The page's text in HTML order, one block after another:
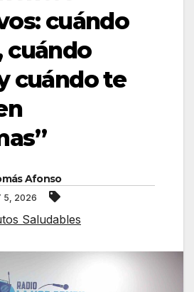
cuándo
cuándo
cuándo te
Afonso
5, 2026
Saludables